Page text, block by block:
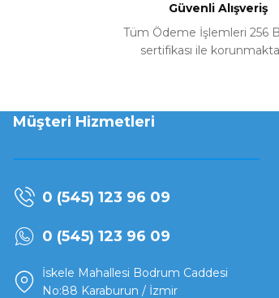
Güvenli Alışveriş
Tüm Ödeme İşlemleri 256
sertifikası ile
Müşteri Hizmetleri
0 (545) 123 96 09
0 (545) 123 96 09
İskele Mahallesi Bodrum Caddesi
No:88 Karaburun / İzmir